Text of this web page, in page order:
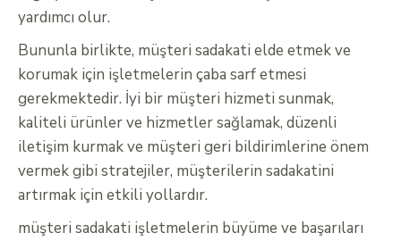
yardımcı olur.
Bununla birlikte, müşteri sadakati elde etmek ve
korumak için işletmelerin çaba sarf etmesi
gerekmektedir. İyi bir müşteri hizmeti sunmak,
kaliteli ürünler ve hizmetler sağlamak, düzenli
iletişim kurmak ve müşteri geri bildirimlerine önem
vermek gibi stratejiler, müşterilerin sadakatini
artırmak için etkili yollardır.
müşteri sadakati işletmelerin büyüme ve başarıları